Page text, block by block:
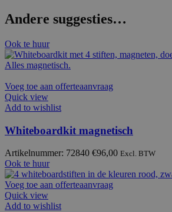
Andere suggesties…
Ook te huur
Voeg toe aan offerteaanvraag
Quick view
Add to wishlist
Whiteboardkit magnetisch
Artikelnummer: 72840 €96,00 Excl. BTW
Ook te huur
Voeg toe aan offerteaanvraag
Quick view
Add to wishlist